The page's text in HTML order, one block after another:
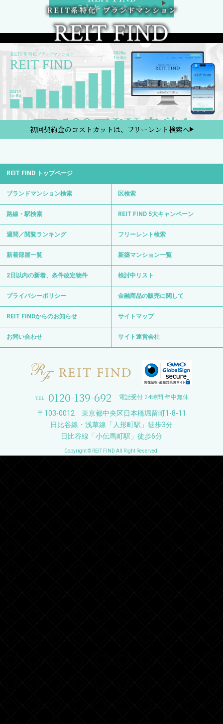
5大キャンペーン
初回契約金のコストカットは、フリーレント検索へ
REIT FIND トップページ
ブランドマンション検索 区検索
路線・駅検索 REIT FIND 5大キャンペーン
週間／閲覧ランキング フリーレント検索
新着部屋一覧 新築マンション一覧
2日以内の新着、条件改定物件 検討中リスト
プライバシーポリシー 金融商品の販売に関して
REIT FINDからのお知らせ サイトマップ
お問い合わせ サイト運営会社
0120-139-692 電話受付 24時間 年中無休
〒103-0012 東京都中央区日本橋堀留町1-8-11
日比谷線・浅草線「人形町駅」徒歩3分
日比谷線「小伝馬町駅」徒歩6分
Copyright © REIT FIND All Right Reserved.